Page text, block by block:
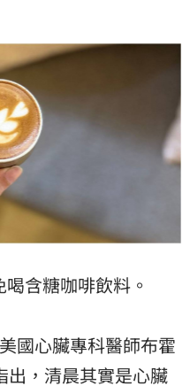
含糖咖啡飲料。
國心臟專科醫師布霍
，清晨其實是心臟